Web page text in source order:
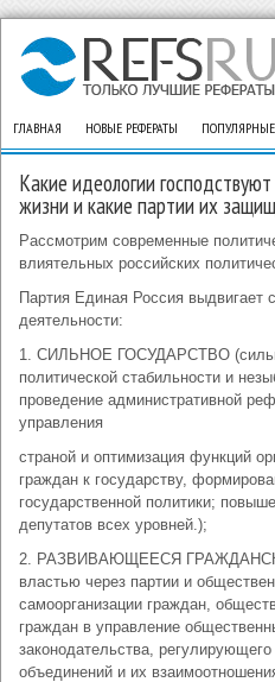
ГЛАВНАЯ НОВЫЕ РЕФЕРАТЫ ПОПУЛЯРНЫЕ
Какие идеологии
жизни и какие партии их
Рассмотрим современные
влиятельных российских
Партия Единая Россия
деятельности:
1. СИЛЬНОЕ ГОСУДАРСТВО
политической стабильности и
проведение административной
управления
страной и оптимизация функций
граждан к государству,
государственной политики;
депутатов всех уровней.);
2. РАЗВИВАЮЩЕЕСЯ
властью через партии и
самоорганизации граждан,
граждан в управление
законодательства,
объединений и их